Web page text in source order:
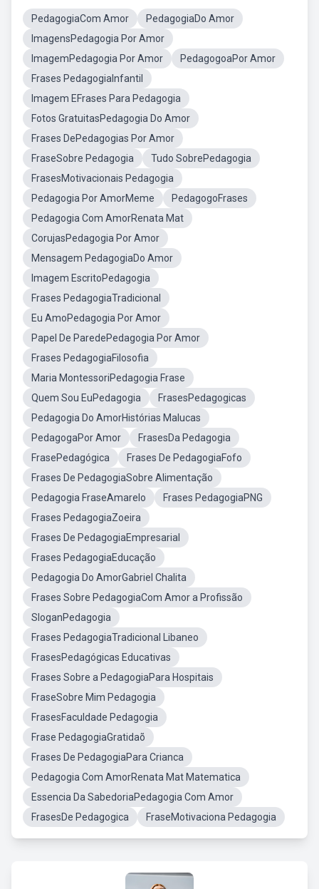
PedagogiaCom Amor
PedagogiaDo Amor
ImagensPedagogia Por Amor
ImagemPedagogia Por Amor
PedagogoaPor Amor
Frases PedagogiaInfantil
Imagem EFrases Para Pedagogia
Fotos GratuitasPedagogia Do Amor
Frases DePedagogias Por Amor
FraseSobre Pedagogia
Tudo SobrePedagogia
FrasesMotivacionais Pedagogia
Pedagogia Por AmorMeme
PedagogoFrases
Pedagogia Com AmorRenata Mat
CorujasPedagogia Por Amor
Mensagem PedagogiaDo Amor
Imagem EscritoPedagogia
Frases PedagogiaTradicional
Eu AmoPedagogia Por Amor
Papel De ParedePedagogia Por Amor
Frases PedagogiaFilosofia
Maria MontessoriPedagogia Frase
Quem Sou EuPedagogia
FrasesPedagogicas
Pedagogia Do AmorHistórias Malucas
PedagogaPor Amor
FrasesDa Pedagogia
FrasePedagógica
Frases De PedagogiaFofo
Frases De PedagogiaSobre Alimentação
Pedagogia FraseAmarelo
Frases PedagogiaPNG
Frases PedagogiaZoeira
Frases De PedagogiaEmpresarial
Frases PedagogiaEducação
Pedagogia Do AmorGabriel Chalita
Frases Sobre PedagogiaCom Amor a Profissão
SloganPedagogia
Frases PedagogiaTradicional Libaneo
FrasesPedagógicas Educativas
Frases Sobre a PedagogiaPara Hospitais
FraseSobre Mim Pedagogia
FrasesFaculdade Pedagogia
Frase PedagogiaGratidaõ
Frases De PedagogiaPara Crianca
Pedagogia Com AmorRenata Mat Matematica
Essencia Da SabedoriaPedagogia Com Amor
FrasesDe Pedagogica
FraseMotivaciona Pedagogia